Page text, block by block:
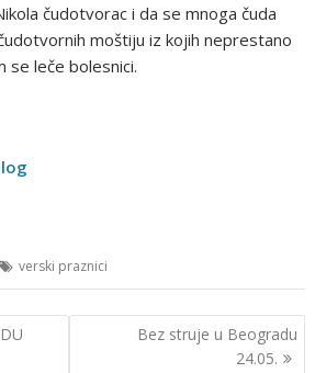
čudotvorac i da se mnoga čuda
moštiju iz kojih neprestano
se leče bolesnici.
verski praznici
Bez struje u Beogradu
24.05.